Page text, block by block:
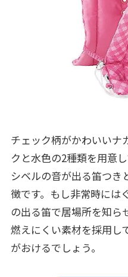
チェック柄がかわいいナ
クと水色の2種類を用意
シベルの音が出る笛つき
徴です。もし非常時には
の出る笛で居場所を知ら
燃えにくい素材を採用し
がおけるでしょう。